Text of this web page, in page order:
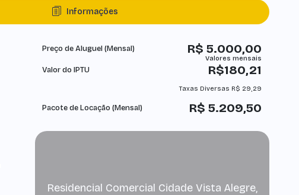
Informações
R$ 5.000,00
Preço de Aluguel (Mensal)
Valor do IPTU R$180,21
Taxas Diversas R$ 29,29
R$ 5.209,50
Pacote de Locação (Mensal)
Residencial Comercial Cidade Vista Alegre,